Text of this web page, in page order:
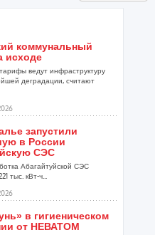
коммунальный
исходе
ведут инфраструктуру
деградации, считают
запустили
в России
СЭС
Абагайтуйской СЭС
тыс. кВт-ч...
в гигиеническом
от НЕВАТОМ